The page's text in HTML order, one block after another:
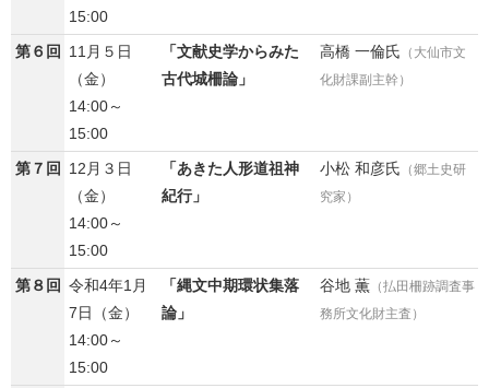
15:00
第６回 11月５日
（金）
14:00～
15:00
「文献史学からみた
古代城柵論」
高橋 一倫氏 （大仙市文
化財課副主幹）
第７回 12月３日
（金）
14:00～
15:00
「あきた人形道祖神
紀行」
小松 和彦氏 （郷土史研
究家）
第８回 令和4年1月
7日（金）
14:00～
15:00
「縄文中期環状集落
論」
谷地 薫（払田柵跡調査事
務所文化財主査）